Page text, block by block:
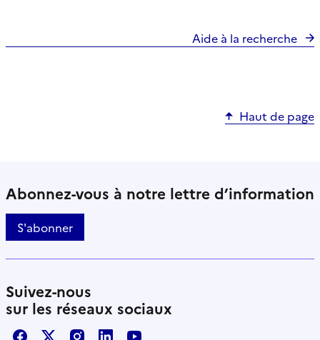
Aide à la recherche
Haut de page
Abonnez-vous à notre lettre d’information
S'abonner
Suivez-nous
sur les réseaux sociaux
FacebookX / TwitterInstagram
LinkedInYoutube